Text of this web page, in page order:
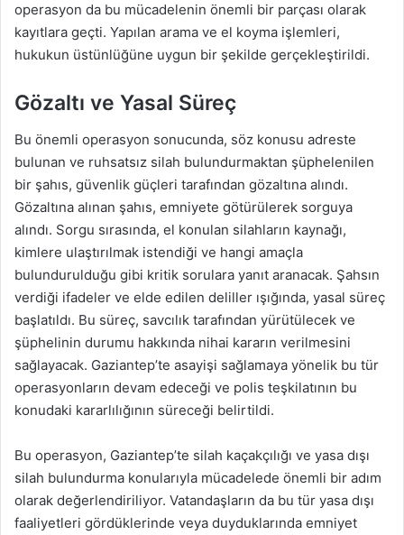
operasyon da bu mücadelenin önemli bir parçası olarak
kayıtlara geçti. Yapılan arama ve el koyma işlemleri,
hukukun üstünlüğüne uygun bir şekilde gerçekleştirildi.
Gözaltı ve Yasal Süreç
Bu önemli operasyon sonucunda, söz konusu adreste
bulunan ve ruhsatsız silah bulundurmaktan şüphelenilen
bir şahıs, güvenlik güçleri tarafından gözaltına alındı.
Gözaltına alınan şahıs, emniyete götürülerek sorguya
alındı. Sorgu sırasında, el konulan silahların kaynağı,
kimlere ulaştırılmak istendiği ve hangi amaçla
bulundurulduğu gibi kritik sorulara yanıt aranacak. Şahsın
verdiği ifadeler ve elde edilen deliller ışığında, yasal süreç
başlatıldı. Bu süreç, savcılık tarafından yürütülecek ve
şüphelinin durumu hakkında nihai kararın verilmesini
sağlayacak. Gaziantep’te asayişi sağlamaya yönelik bu tür
operasyonların devam edeceği ve polis teşkilatının bu
konudaki kararlılığının süreceği belirtildi.
Bu operasyon, Gaziantep’te silah kaçakçılığı ve yasa dışı
silah bulundurma konularıyla mücadelede önemli bir adım
olarak değerlendiriliyor. Vatandaşların da bu tür yasa dışı
faaliyetleri gördüklerinde veya duyduklarında emniyet